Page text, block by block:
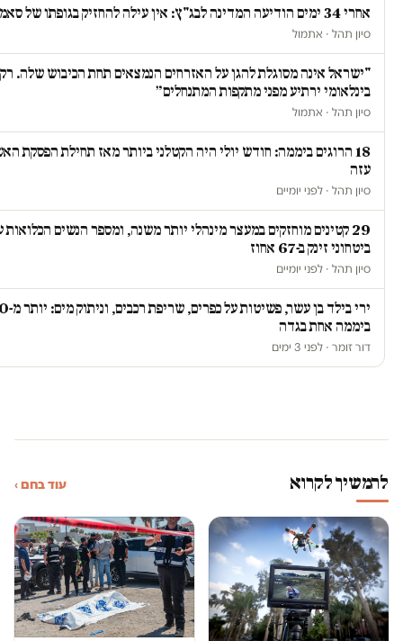
אחרי 34 ימים הודיעה המדינה לבג"ץ: אין עילה להחזיק בגופתו של סאמי ג'עסוס
סיון תהל · אתמול
"ישראל אינה מסוגלת להגן על האזרחים הנמצאים תחת הכיבוש שלה. רק
בינלאומי ירתיע מפני מתקפות המתנחלים״
סיון תהל · אתמול
18 הרוגים ביממה: חודש יולי היה הקטלני ביותר מאז תחילת הפסקת
עזה
סיון תהל · לפני יומיים
29 קטינים מוחזקים במעצר מינהלי יותר משנה, ומספר הנשים הכלואות
ביטחוני זינק ב-67 אחוז
סיון תהל · לפני יומיים
ביממה אחת בגדה
דור זומר · לפני 3 ימים
להמשיך לקרוא עוד בחם ›